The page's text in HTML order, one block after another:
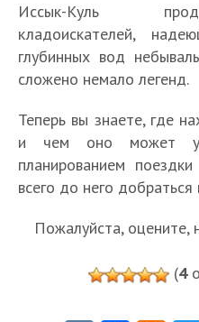
Иссык-Куль
кладоискателей,
глубинных вод
сложено немало легенд.
Теперь вы знаете, где
и чем оно может
планированием
всего до него
Пожалуйста, оцените,
(4